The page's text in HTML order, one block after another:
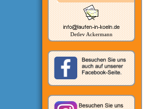
Detlev Ackermann